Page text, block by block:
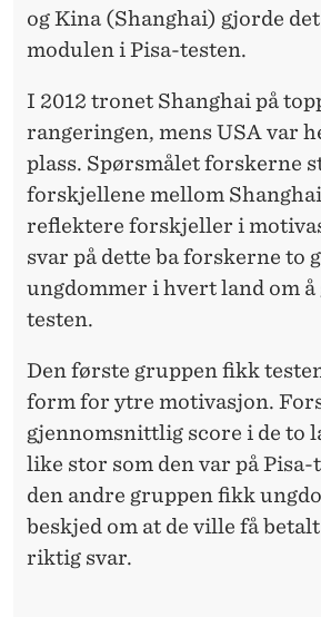
og Kina (Shanghai) gjorde
modulen i Pisa-testen.
I 2012 tronet Shanghai på
rangeringen, mens USA var
plass. Spørsmålet forskerne
forskjellene mellom
reflektere forskjeller i
svar på dette ba forskerne to
ungdommer i hvert land om
testen.
Den første gruppen fikk
form for ytre motivasjon.
gjennomsnittlig score i de to
like stor som den var på Pisa-
den andre gruppen fikk
beskjed om at de ville få
riktig svar.